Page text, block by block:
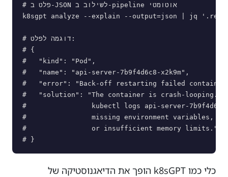
# פלט ב-JSON לשילוב ב-pipeline אוטומטי
k8sgpt analyze --explain --output=json | jq
# דוגמה לפלט:
# {
#   "kind": "Pod",
#   "name": "api-server-7b9f4d6c8-x2k9m",
#   "error": "Back-off restarting failed
#   "solution": "The container is crash-looping.
#                kubectl logs api-server-7b9f4d6c8-
#                missing environment variables,
#                or insufficient memory limits."
כלי כמו k8sGPT הופך את הדיאגנוסטיקה של